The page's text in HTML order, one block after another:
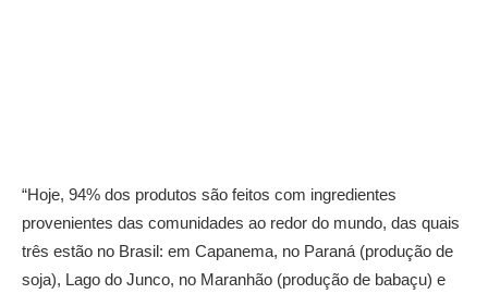
“Hoje, 94% dos produtos são feitos com ingredientes
provenientes das comunidades ao redor do mundo, das quais
três estão no Brasil: em Capanema, no Paraná (produção de
soja), Lago do Junco, no Maranhão (produção de babaçu) e